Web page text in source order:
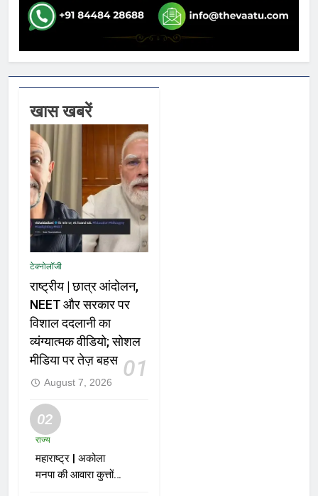
खास खबरें
टेक्नोलॉजी
राष्ट्रीय | छात्र आंदोलन,
NEET और सरकार पर
विशाल ददलानी का
व्यंग्यात्मक वीडियो; सोशल
मीडिया पर तेज़ बहस 01
August 7, 2026
02
राज्य
महाराष्ट्र | अकोला
मनपा की आवारा कुत्तों